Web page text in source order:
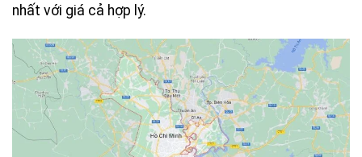
nhất với giá cả hợp lý.